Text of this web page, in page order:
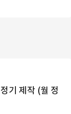
기 제작 (월 정